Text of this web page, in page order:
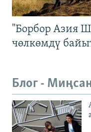
"Борбор Азия
чөлкөмдү
Блог -